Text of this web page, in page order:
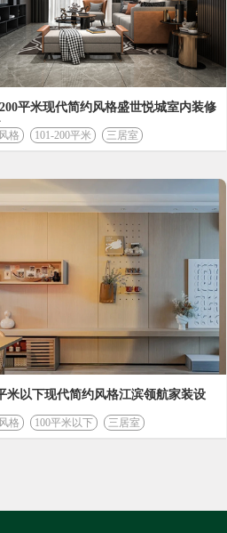
平米现代简约风格盛世悦城室内装修
格 101-200平米 三居室
米以下现代简约风格江滨领航家装设
格 100平米以下 三居室
计算